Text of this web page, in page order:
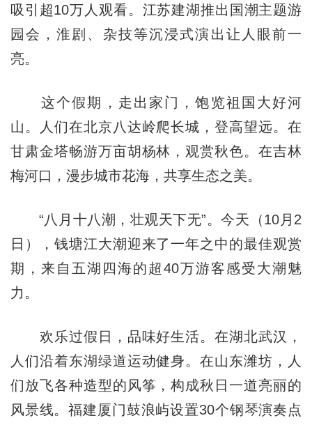
吸引超10万人观看。江苏建湖推出国潮主题游
园会，淮剧、杂技等沉浸式演出让人眼前一
亮。
这个假期，走出家门，饱览祖国大好河
山。人们在北京八达岭爬长城，登高望远。在
甘肃金塔畅游万亩胡杨林，观赏秋色。在吉林
梅河口，漫步城市花海，共享生态之美。
“八月十八潮，壮观天下无”。今天（10月2
日），钱塘江大潮迎来了一年之中的最佳观赏
期，来自五湖四海的超40万游客感受大潮魅
力。
欢乐过假日，品味好生活。在湖北武汉，
人们沿着东湖绿道运动健身。在山东潍坊，人
们放飞各种造型的风筝，构成秋日一道亮丽的
风景线。福建厦门鼓浪屿设置30个钢琴演奏点